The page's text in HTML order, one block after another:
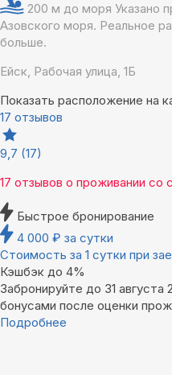
200 м до моря Указано
Азовского моря. Реальное
больше.
Ейск, Рабочая улица, 1Б
Показать расположение на
17 отзывов
9,7 (17)
17 отзывов о проживании со
Быстрое бронирование
4 000 ₽ за сутки
Стоимость за 1 сутки при
Кэшбэк до 4%
Забронируйте до 31
бонусами после оценки
Подробнее